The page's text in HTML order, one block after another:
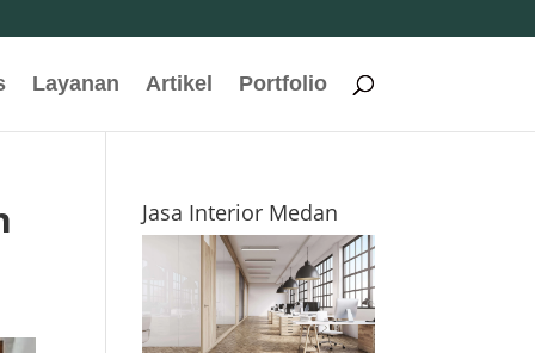
Layanan Artikel Portfolio
Jasa Interior Medan